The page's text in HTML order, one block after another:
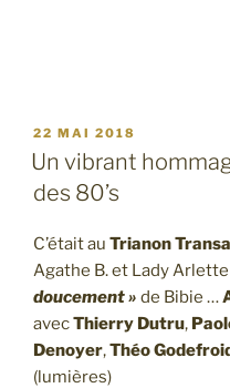
PUBLIÉ
LE
22 MAI 2018
Un vibrant
des 80’s
C’était au Trianon
Agathe B. et Lady
doucement » de Bibie …
avecThierry Dutru,
Denoyer,Théo
(lumières)